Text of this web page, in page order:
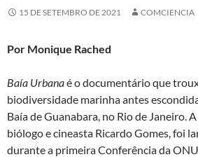
15 DE SETEMBRO DE 2021 COMCIENCIA
Por Monique Rached
Baía Urbanaé o documentário que
biodiversidade marinha antes
Baía de Guanabara, no Rio de Janeiro.
biólogo e cineasta Ricardo Gomes, foi
durante a primeira Conferência da